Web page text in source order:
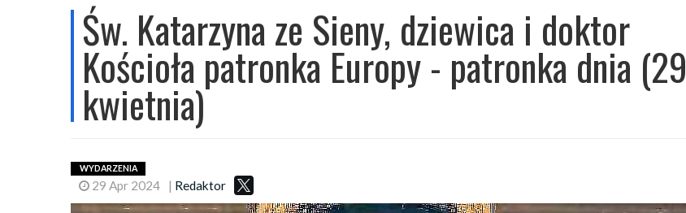
Św. Katarzyna ze Sieny, dziewica i doktor
Kościoła patronka Europy - patronka dnia (29
kwietnia)
WYDARZENIA
29 Apr 2024 | Redaktor